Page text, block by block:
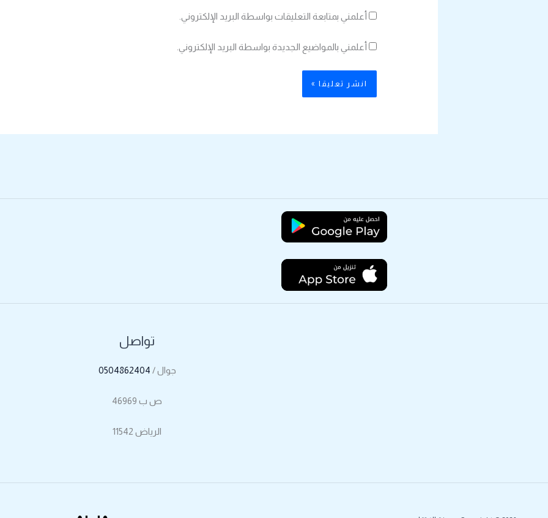
أعلمني بمتابعة التعليقات بواسطة البريد الإلكتروني.
أعلمني بالمواضيع الجديدة بواسطة البريد الإلكتروني.
تواصل
جوال / 0504862404
ص ب 46969
الرياض 11542